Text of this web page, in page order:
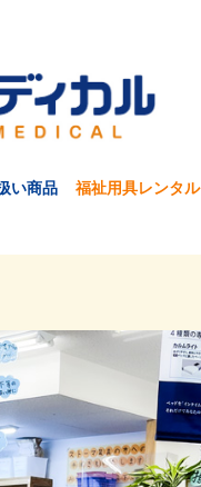
い商品 福祉用具レンタル